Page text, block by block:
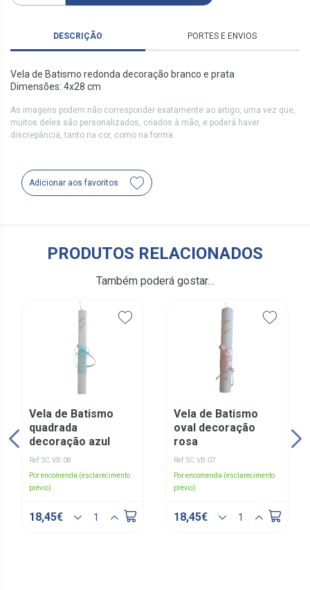
DESCRIÇÃO PORTES E ENVIOS
Vela de Batismo redonda decoração branco e prata
Dimensões: 4x28 cm
As imagens podem não corresponder exatamente ao artigo, uma vez que,
muitos deles são personalizados, criados à mão, e poderá haver
discrepância, tanto na cor, como na forma.
Adicionar aos favoritos
PRODUTOS RELACIONADOS
Também poderá gostar…
Vela de Batismo
quadrada
decoração azul
Ref: SC.VB.08
Por encomenda (esclarecimento
prévio)
18,45€
Vela de Batismo
oval decoração
rosa
Ref: SC.VB.07
Por encomenda (esclarecimento
prévio)
18,45€